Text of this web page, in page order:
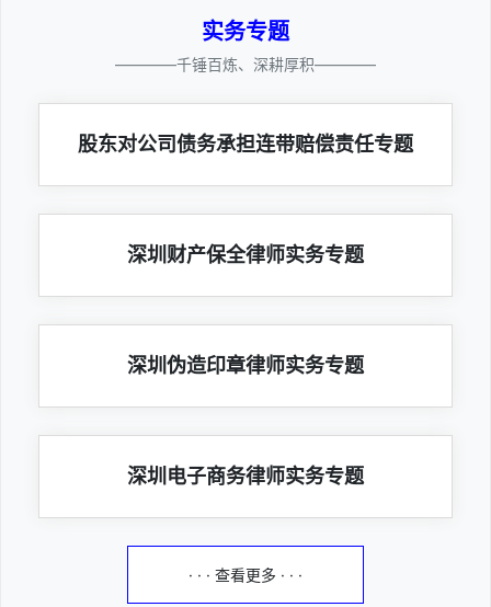
实务专题
————千锤百炼、深耕厚积————
股东对公司债务承担连带赔偿责任专题
深圳财产保全律师实务专题
深圳伪造印章律师实务专题
深圳电子商务律师实务专题
· · · 查看更多 · · ·